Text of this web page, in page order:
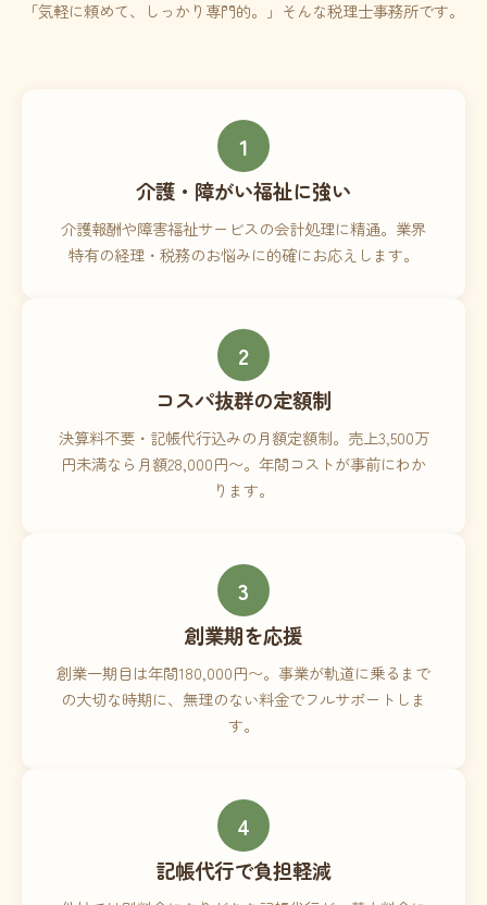
「気軽に頼めて、しっかり専門的。」そんな税理士事務所です。
1
介護・障がい福祉に強い
介護報酬や障害福祉サービスの会計処理に精通。業界
特有の経理・税務のお悩みに的確にお応えします。
2
コスパ抜群の定額制
決算料不要・記帳代行込みの月額定額制。売上3,500万
円未満なら月額28,000円〜。年間コストが事前にわか
ります。
3
創業期を応援
創業一期目は年間180,000円〜。事業が軌道に乗るまで
の大切な時期に、無理のない料金でフルサポートしま
す。
4
記帳代行で負担軽減